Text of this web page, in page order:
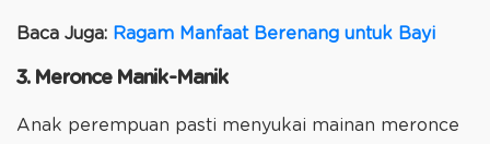
Baca Juga: Ragam Manfaat Berenang untuk Bayi
3. Meronce Manik-Manik
Anak perempuan pasti menyukai mainan meronce